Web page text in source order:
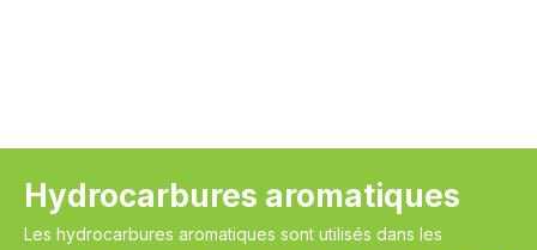
Hydrocarbures aromatiques
Les hydrocarbures aromatiques sont utilisés dans les